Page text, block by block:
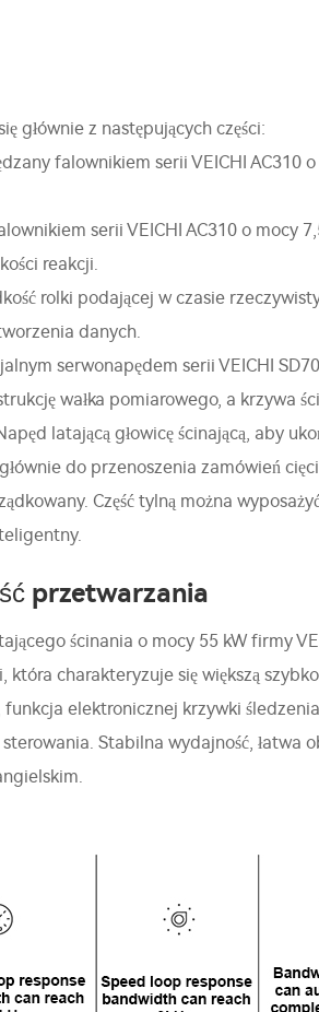
głównie z następujących części:
falownikiem serii VEICHI AC310
serii VEICHI AC310 o mocy
reakcji.
rolki podającej w czasie
danych.
serwonapędem serii VEICHI
wałka pomiarowego, a krzywa
latającą głowicę ścinającą, aby
do przenoszenia zamówień
Część tylną można
przetwarzania
ścinania o mocy 55 kW firmy
charakteryzuje się większą
elektronicznej krzywki
Stabilna wydajność, łatwa